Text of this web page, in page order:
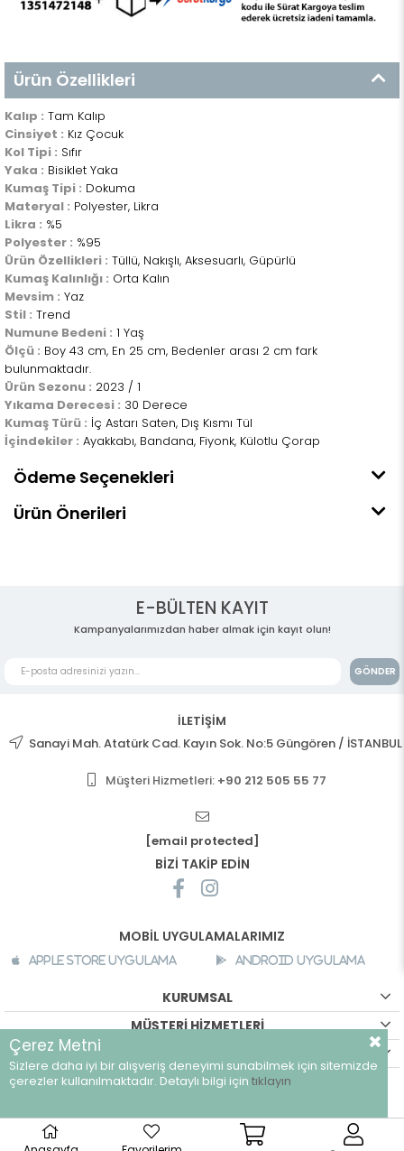
Ürün Özellikleri
Kalıp : Tam Kalıp
Cinsiyet : Kız Çocuk
Kol Tipi : Sıfır
Yaka : Bisiklet Yaka
Kumaş Tipi : Dokuma
Materyal : Polyester, Likra
Likra : %5
Polyester : %95
Ürün Özellikleri : Tüllü, Nakışlı, Aksesuarlı, Güpürlü
Kumaş Kalınlığı : Orta Kalın
Mevsim : Yaz
Stil : Trend
Numune Bedeni : 1 Yaş
Ölçü : Boy 43 cm, En 25 cm, Bedenler arası 2 cm fark
bulunmaktadır.
Ürün Sezonu : 2023 / 1
Yıkama Derecesi : 30 Derece
Kumaş Türü : İç Astarı Saten, Dış Kısmı Tül
İçindekiler : Ayakkabı, Bandana, Fiyonk, Külotlu Çorap
Ödeme Seçenekleri
Ürün Önerileri
E-BÜLTEN KAYIT
Kampanyalarımızdan haber almak için kayıt olun!
GÖNDER
İLETİŞİM
Sanayi Mah. Atatürk Cad. Kayın Sok. No:5 Güngören / İSTANBUL
Müşteri Hizmetleri: +90 212 505 55 77
[email protected]
BİZİ TAKİP EDİN
MOBİL UYGULAMALARIMIZ
Apple Store Uygulama Android Uygulama
KURUMSAL
MÜŞTERİ HİZMETLERİ
©breeze.com.tr - Tüm hakları saklıdır.
Çerez Metni
Sizlere daha iyi bir alışveriş deneyimi sunabilmek için sitemizde
çerezler kullanılmaktadır. Detaylı bilgi için tıklayın